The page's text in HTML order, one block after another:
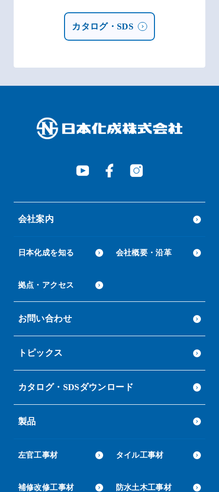
カタログ・SDS
会社案内
日本化成を知る 会社概要・沿革
拠点・アクセス
お問い合わせ
トピックス
カタログ・SDSダウンロード
製品
左官工事材 タイル工事材
補修改修工事材 防水土木工事材